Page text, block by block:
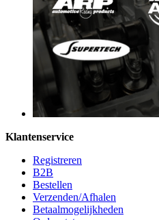
Klantenservice
Registreren
B2B
Bestellen
Verzenden/Afhalen
Betaalmogelijkheden